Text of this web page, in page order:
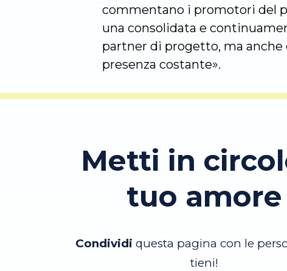
commentano i promotori del
una consolidata e
partner di progetto, ma anche
presenza costante».
Metti in
tuo amore
Condividi questa pagina con le
tieni!